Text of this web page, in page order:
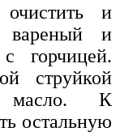
и
вареный и
горчицей.
струйкой
масло. К
остальную